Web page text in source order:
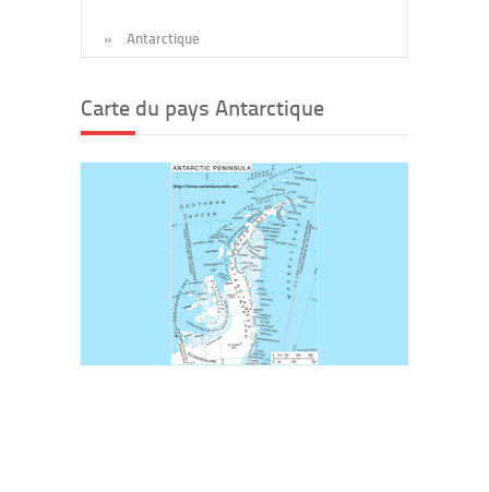
» Antarctique
Carte du pays Antarctique